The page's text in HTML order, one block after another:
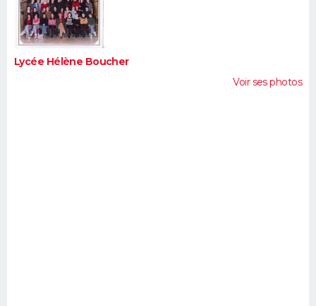
FORUM
Bricolage
Lifestyle
Culture
Sport
Auto
Television
Voyage
Cinema
Lycée Hélène Boucher
Voir ses photos